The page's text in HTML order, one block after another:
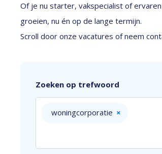
Of je nu starter, vakspecialist of
groeien, nu én op de lange termijn.
Scroll door onze vacatures of neem
Zoeken op trefwoord
woningcorporatie ×